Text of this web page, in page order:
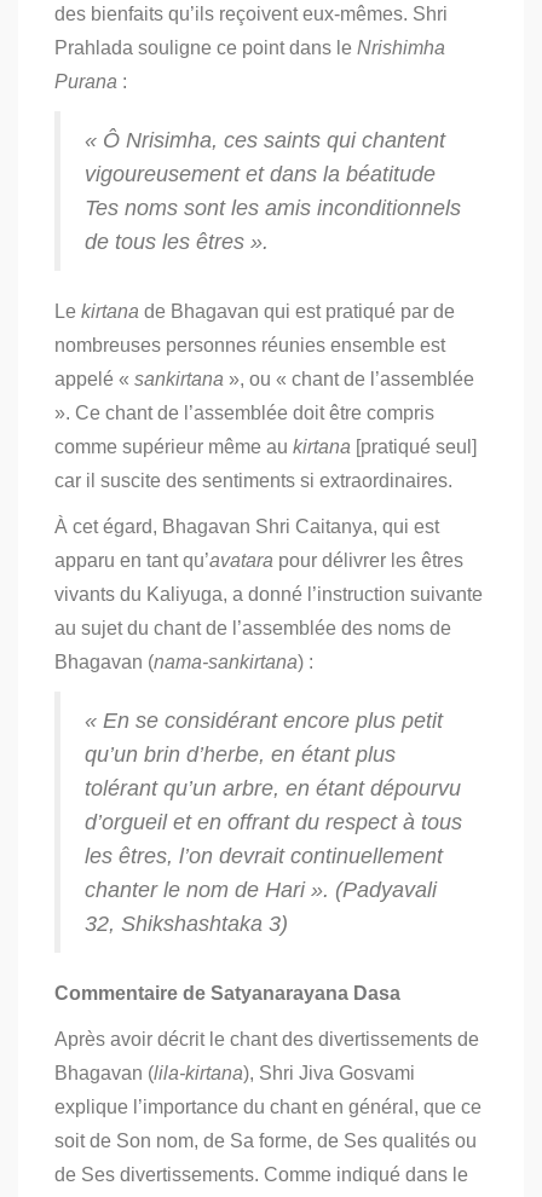
des bienfaits qu’ils reçoivent eux-mêmes. Shri
Prahlada souligne ce point dans le Nrishimha
Purana :
« Ô Nrisimha, ces saints qui chantent
vigoureusement et dans la béatitude
Tes noms sont les amis inconditionnels
de tous les êtres ».
Le kirtana de Bhagavan qui est pratiqué par de
nombreuses personnes réunies ensemble est
appelé « sankirtana », ou « chant de l’assemblée
». Ce chant de l’assemblée doit être compris
comme supérieur même au kirtana [pratiqué seul]
car il suscite des sentiments si extraordinaires.
À cet égard, Bhagavan Shri Caitanya, qui est
apparu en tant qu’avatara pour délivrer les êtres
vivants du Kaliyuga, a donné l’instruction suivante
au sujet du chant de l’assemblée des noms de
Bhagavan (nama-sankirtana) :
« En se considérant encore plus petit
qu’un brin d’herbe, en étant plus
tolérant qu’un arbre, en étant dépourvu
d’orgueil et en offrant du respect à tous
les êtres, l’on devrait continuellement
chanter le nom de Hari ». (Padyavali
32, Shikshashtaka 3)
Commentaire de Satyanarayana Dasa
Après avoir décrit le chant des divertissements de
Bhagavan (lila-kirtana), Shri Jiva Gosvami
explique l’importance du chant en général, que ce
soit de Son nom, de Sa forme, de Ses qualités ou
de Ses divertissements. Comme indiqué dans le